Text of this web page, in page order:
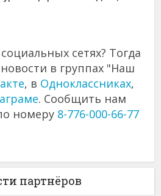
сетях? Тогда
в группах "Наш
, в Одноклассниках,
. Сообщить нам
номеру 8-776-000-66-77
партнёров